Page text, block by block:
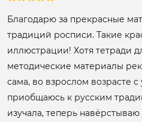
Благодарю за прекрасные
традиций росписи. Такие
иллюстрации! Хотя тетради
методические материалы
сама, во взрослом возрасте
приобщаюсь к русским
изучала, теперь